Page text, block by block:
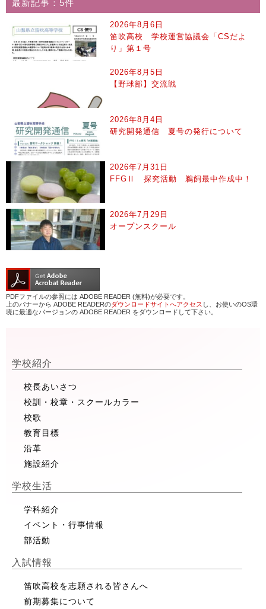
最新記事：5件
2026年8月6日
笛吹高校 学校運営協議会「CSだよ
り」第１号
2026年8月5日
【野球部】交流戦
2026年8月4日
研究開発通信 夏号の発行について
2026年7月31日
FFGⅡ 探究活動 鵜飼最中作成中！
2026年7月29日
オープンスクール
PDFファイルの参照には ADOBE READER (無料)が必要です。
上のバナーから ADOBE READERのダウンロードサイトへアクセス し、お使いのOS環
境に最適なバージョンの ADOBE READER をダウンロードして下さい。
学校紹介
校長あいさつ
校訓・校章・スクールカラー
校歌
教育目標
沿革
施設紹介
学校生活
学科紹介
イベント・行事情報
部活動
入試情報
笛吹高校を志願される皆さんへ
前期募集について